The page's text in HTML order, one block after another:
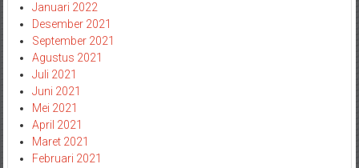
Januari 2022
Desember 2021
September 2021
Agustus 2021
Juli 2021
Juni 2021
Mei 2021
April 2021
Maret 2021
Februari 2021